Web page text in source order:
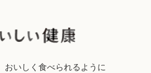
おいしく食べられるように